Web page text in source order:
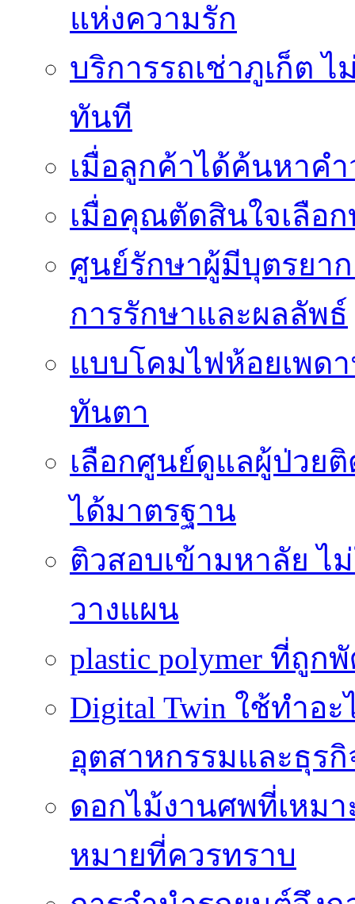
แห่งความรัก
บริการรถเช่าภูเก็ต ไ
ทันที
เมื่อลูกค้าได้ค้นหาค
เมื่อคุณตัดสินใจเลือ
ศูนย์รักษาผู้มีบุตรยาก
การรักษาและผลลัพธ์
แบบโคมไฟห้อยเพด
ทันตา
เลือกศูนย์ดูแลผู้ป่วย
ได้มาตรฐาน
ติวสอบเข้ามหาลัย ไ
วางแผน
plastic polymer ที่ถู
Digital Twin ใช้ทำอ
อุตสาหกรรมและธุรกิ
ดอกไม้งานศพที่เหม
หมายที่ควรทราบ